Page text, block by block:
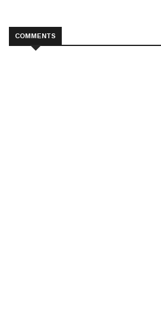
COMMENTS